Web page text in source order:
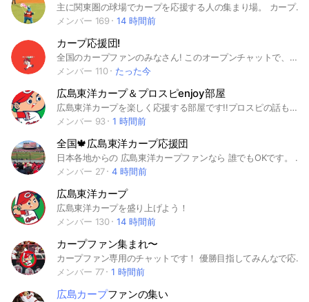
主に関東圏の球場でカープを応援する人の集まり場。 カープファン以外の方はご遠慮ください。 また、全球団の選手、監督、コーチ、NPB関係者に対しての誹謗中傷は禁止とします。 モラルのある行動をおねがいします。
メンバー 169
14 時間前
カープ応援団!
全国のカープファンのみなさん! このオープンチャットで、みんなで楽しくカープを応援しましょう! カープを最近好きになった方や、詳しくない方も大歓迎です。 気軽に参加してください! ※他球団ファンの方の参加はご遠慮ください #かーぷ#カープ#野球#カープ応援団#全力応援#広島カープ#広島東洋カープ#広島#プロ野球#プロ野球選手#CARP#carp#NPB#日本野球#侍ジャパン#サムライジャパン#WBC#広島東洋#野球#baseball#Carp#新井貴浩 #ライブトーク
メンバー 110
たった今
広島東洋カープ＆プロスピenjoy部屋
広島東洋カープを楽しく応援する部屋です!!プロスピの話もしましょう!! #カープ #広島 #野球 #プロ野球 #プロスピ
メンバー 93
1 時間前
全国🍁広島東洋カープ応援団
日本各地からの 広島東洋カープファンなら 誰でもOKです。 カーブファンの為のチャットです。 大いに楽しみましょう。 お待ちしています。
メンバー 27
4 時間前
広島東洋カープ
広島東洋カープを盛り上げよう！
メンバー 130
14 時間前
カープファン集まれ〜
カープファン専用のチャットです！ 優勝目指してみんなで応援しましょう！ 他球団ファンの方(カープ兼任を除く)は 参加しないようにお願いします。 #広島東洋カープ #カープファンと繋がりたい #LM系列
メンバー 77
1 時間前
広島カープファンの集い